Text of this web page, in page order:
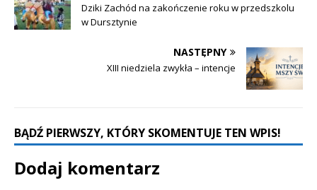
Dziki Zachód na zakończenie roku w przedszkolu
w Dursztynie
NASTĘPNY
XIII niedziela zwykła – intencje
BĄDŹ PIERWSZY, KTÓRY SKOMENTUJE TEN WPIS!
Dodaj komentarz